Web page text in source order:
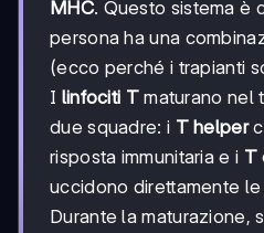
MHC. Questo sistema è
persona ha una
(ecco perché i trapianti
I linfociti Tmaturano nel
due squadre: i T helper
risposta immunitaria e i T
uccidono direttamente
Durante la maturazione,